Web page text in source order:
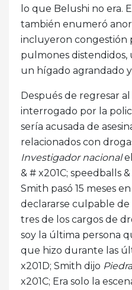
lo que Belushi no era.
también enumeró
incluyeron congestión
pulmones
un hígado agrandado y
Después de regresar
interrogado por la
sería acusada de
relacionados con
Investigador nacional
& # x201C; speedballs
Smith pasó 15 meses
declararse culpable
tres de los cargos de
soy la última persona
que hizo durante las
x201D; Smith dijo
x201C; Era solo la